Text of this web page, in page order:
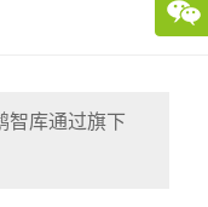
智库通过旗下